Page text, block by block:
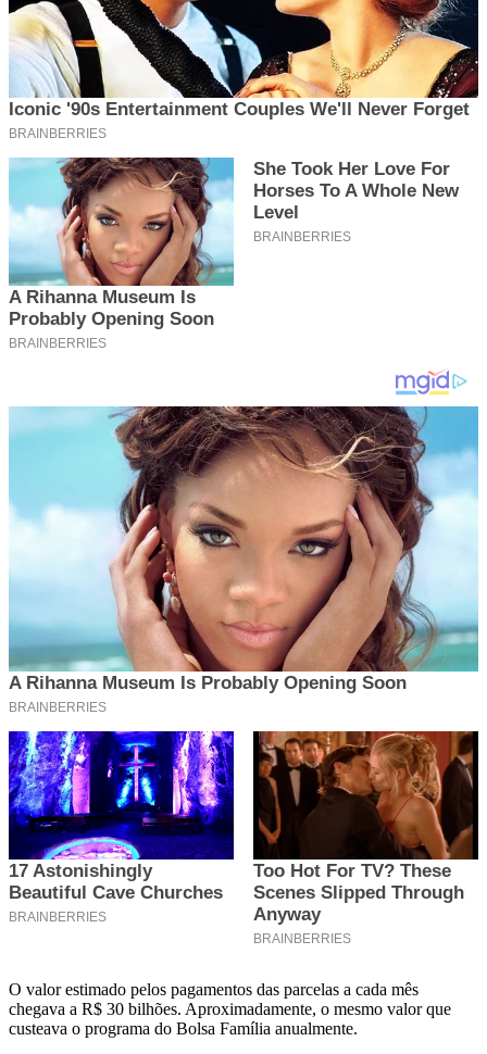
O valor estimado pelos pagamentos das parcelas a cada mês
chegava a R$ 30 bilhões. Aproximadamente, o mesmo valor que
custeava o programa do Bolsa Família anualmente.